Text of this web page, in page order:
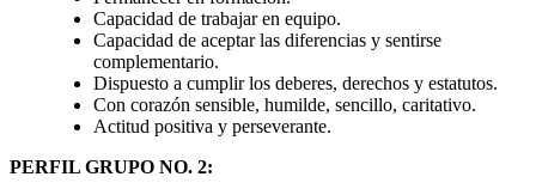
Capacidad de trabajar en equipo.
Capacidad de aceptar las diferencias y sentirse
complementario.
Dispuesto a cumplir los deberes, derechos y estatutos.
Con corazón sensible, humilde, sencillo, caritativo.
Actitud positiva y perseverante.
PERFIL GRUPO NO. 2: